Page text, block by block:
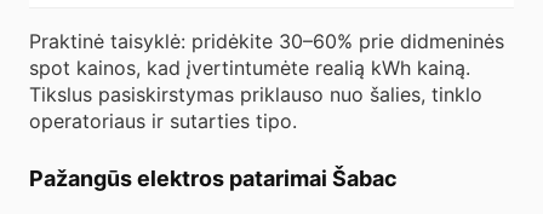
Praktinė taisyklė: pridėkite 30–60% prie didmeninės
spot kainos, kad įvertintumėte realią kWh kainą.
Tikslus pasiskirstymas priklauso nuo šalies, tinklo
operatoriaus ir sutarties tipo.
Pažangūs elektros patarimai Šabac